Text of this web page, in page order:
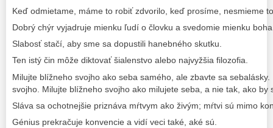
Keď odmietame, máme to robiť zdvorilo, keď prosíme, nesmieme
Dobrý chýr vyjadruje mienku ľudí o človku a svedomie mienku
Slabosť stačí, aby sme sa dopustili hanebného skutku.
Ten istý čin môže diktovať šialenstvo alebo najvyžšia filozofia.
Milujte blížneho svojho ako seba samého, ale zbavte sa
svojho. Milujte blížneho svojho ako milujete seba, a nie tak, ako by
Sláva sa ochotnejšie priznáva mŕtvym ako živým; mŕtvi sú mimo
Génius prekračuje konvencie a vidí veci také, aké sú.